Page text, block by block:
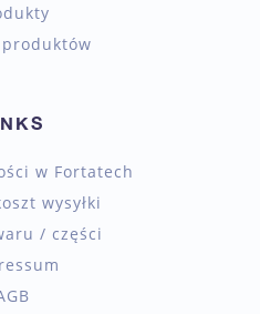
w Fortatech
wysyłki
/ części